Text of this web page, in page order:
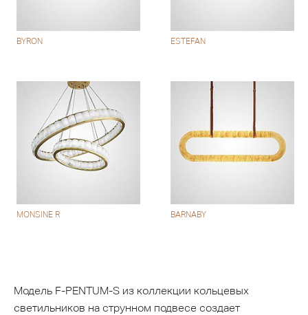
BYRON ESTEFAN
MONSINE R BARNABY
Модель F-PENTUM-S из коллекции кольцевых
светильников на струнном подвесе создает